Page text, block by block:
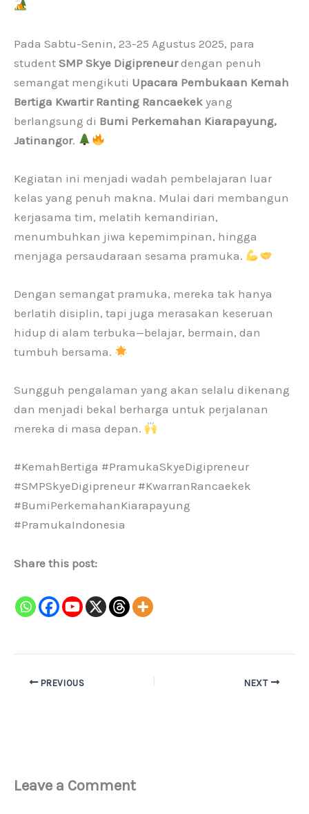
Pada Sabtu-Senin, 23-25 Agustus 2025, para
student SMP Skye Digipreneurdengan penuh
semangat mengikuti Upacara Pembukaan Kemah
Bertiga Kwartir Ranting Rancaekek yang
berlangsung di Bumi Perkemahan Kiarapayung,
Jatinangor.
Kegiatan ini menjadi wadah pembelajaran luar
kelas yang penuh makna. Mulai dari membangun
kerjasama tim, melatih kemandirian,
menumbuhkan jiwa kepemimpinan, hingga
menjaga persaudaraan sesama pramuka.
Dengan semangat pramuka, mereka tak hanya
berlatih disiplin, tapi juga merasakan keseruan
hidup di alam terbuka—belajar, bermain, dan
tumbuh bersama.
Sungguh pengalaman yang akan selalu dikenang
dan menjadi bekal berharga untuk perjalanan
mereka di masa depan.
#KemahBertiga #PramukaSkyeDigipreneur
#SMPSkyeDigipreneur #KwarranRancaekek
#BumiPerkemahanKiarapayung
#PramukaIndonesia
Share this post:
PREVIOUS NEXT
Leave a Comment